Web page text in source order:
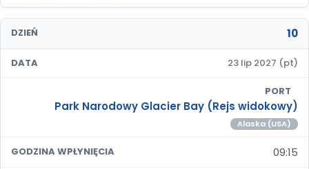
DZIEŃ 10
DATA 23 lip 2027 (pt)
PORT
Park Narodowy Glacier Bay (Rejs widokowy)
Alaska (USA)
GODZINA WPŁYNIĘCIA 09:15